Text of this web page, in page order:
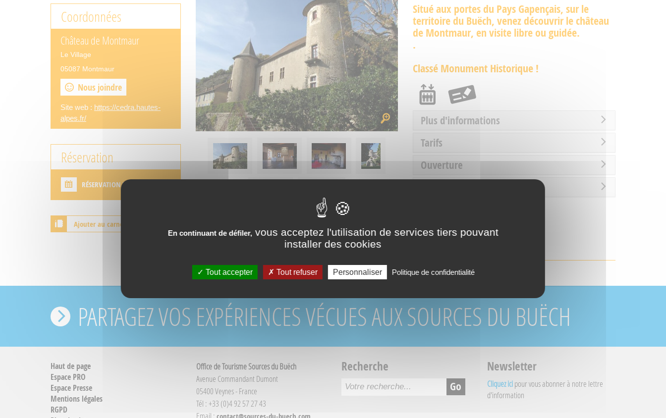
Coordonnées
Château de Montmaur
Le Village
05087 Montmaur
Nous joindre
Site web : https://cedra.hautes-
alpes.fr/
Réservation
RÉSERVATION DIRECTE
Ajouter au carnet de voyage
Situé aux portes du Pays Gapençais, sur le
territoire du Buëch, venez découvrir le château
de Montmaur, en visite libre ou guidée.
.
Classé Monument Historique !
Plus d'informations
Tarifs
Ouverture
RÉSERVATION DIRECTE
PARTAGEZ VOS EXPÉRIENCES VÉCUES AUX SOURCES DU BUËCH
Haut de page
Espace PRO
Espace Presse
Mentions légales
RGPD
Office de Tourisme Sources du Buëch
Avenue Commandant Dumont
05400 Veynes - France
Tél : +33 (0)4 92 57 27 43
Recherche Newsletter
Cliquez icipour vous abonner à notre lettre
d'information
En continuant de défiler,vous acceptez l'utilisation de services tiers pouvant
installer des cookies
Tout accepter Tout refuser Personnaliser Politique de confidentialité